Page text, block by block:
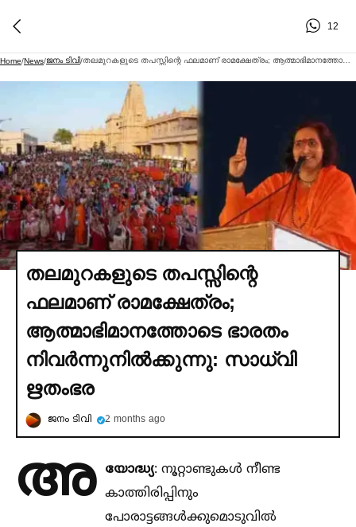
12
Home/News/ജനം ടിവി/
തലമുറകളുടെ തപസ്സിന്റെ
ഫലമാണ് രാമക്ഷേത്രം;
ആത്മാഭിമാനത്തോടെ ഭാരതം
നിവര്‍ന്നുനില്‍ക്കുന്നു: സാധ്വി
ഋതംഭര
ജനം ടിവി 2 months ago
അ യോദ്ധ്യ: നൂറ്റാണ്ടുകള്‍ നീണ്ട
കാത്തിരിപ്പിനും
പോരാട്ടങ്ങള്‍ക്കുമൊടുവില്‍